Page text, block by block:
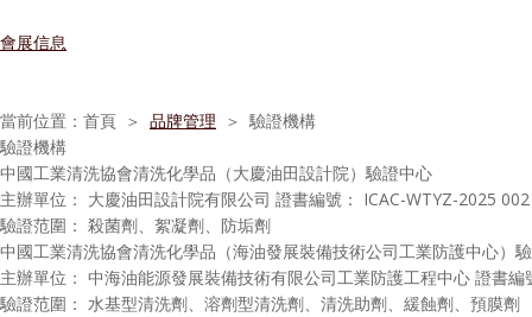
會展信息
當前位置： 首頁 ＞ 品牌管理 ＞ 驗證機構
驗證機構
中國工業清洗協會清洗化學品（大慶油田設計院）驗證中心
主辦單位： 大慶油田設計院有限公司 證書編號： ICAC-WTYZ-2025 002
驗證范圍： 殺菌劑、絮凝劑、防垢劑
中國工業清洗協會清洗化學品（海油發展裝備技術公司工業防護中心）
主辦單位： 中海油能源發展裝備技術有限公司工業防護工程中心 證書編
驗證范圍： 水基型清洗劑、溶劑型清洗劑、清洗助劑、緩蝕劑、預膜劑